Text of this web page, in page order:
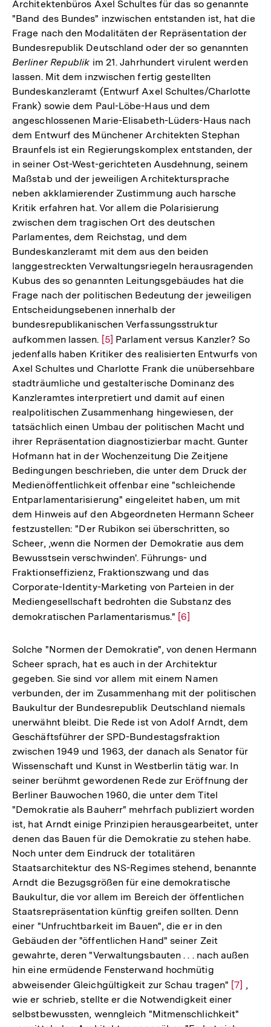
Architektenbüros Axel Schultes für das so genannte
"Band des Bundes" inzwischen entstanden ist, hat die
Frage nach den Modalitäten der Repräsentation der
Bundesrepublik Deutschland oder der so genannten
Berliner Republik im 21. Jahrhundert virulent werden
lassen. Mit dem inzwischen fertig gestellten
Bundeskanzleramt (Entwurf Axel Schultes/Charlotte
Frank) sowie dem Paul-Löbe-Haus und dem
angeschlossenen Marie-Elisabeth-Lüders-Haus nach
dem Entwurf des Münchener Architekten Stephan
Braunfels ist ein Regierungskomplex entstanden, der
in seiner Ost-West-gerichteten Ausdehnung, seinem
Maßstab und der jeweiligen Architektursprache
neben akklamierender Zustimmung auch harsche
Kritik erfahren hat. Vor allem die Polarisierung
zwischen dem tragischen Ort des deutschen
Parlamentes, dem Reichstag, und dem
Bundeskanzleramt mit dem aus den beiden
langgestreckten Verwaltungsriegeln herausragenden
Kubus des so genannten Leitungsgebäudes hat die
Frage nach der politischen Bedeutung der jeweiligen
Entscheidungsebenen innerhalb der
bundesrepublikanischen Verfassungsstruktur
aufkommen lassen. Zur
Auflösung
der
Fußnote
[5] Parlament versus Kanzler? So
jedenfalls haben Kritiker des realisierten Entwurfs von
Axel Schultes und Charlotte Frank die unübersehbare
stadträumliche und gestalterische Dominanz des
Kanzleramtes interpretiert und damit auf einen
realpolitischen Zusammenhang hingewiesen, der
tatsächlich einen Umbau der politischen Macht und
ihrer Repräsentation diagnostizierbar macht. Gunter
Hofmann hat in der Wochenzeitung Die Zeitjene
Bedingungen beschrieben, die unter dem Druck der
Medienöffentlichkeit offenbar eine "schleichende
Entparlamentarisierung" eingeleitet haben, um mit
dem Hinweis auf den Abgeordneten Hermann Scheer
festzustellen: "Der Rubikon sei überschritten, so
Scheer, ,wenn die Normen der Demokratie aus dem
Bewusstsein verschwinden'. Führungs- und
Fraktionseffizienz, Fraktionszwang und das
Corporate-Identity-Marketing von Parteien in der
Mediengesellschaft bedrohten die Substanz des
demokratischen Parlamentarismus." Zur
der
Fußnote
[6]
Solche "Normen der Demokratie", von denen Hermann
Scheer sprach, hat es auch in der Architektur
gegeben. Sie sind vor allem mit einem Namen
verbunden, der im Zusammenhang mit der politischen
Baukultur der Bundesrepublik Deutschland niemals
unerwähnt bleibt. Die Rede ist von Adolf Arndt, dem
Geschäftsführer der SPD-Bundestagsfraktion
zwischen 1949 und 1963, der danach als Senator für
Wissenschaft und Kunst in Westberlin tätig war. In
seiner berühmt gewordenen Rede zur Eröffnung der
Berliner Bauwochen 1960, die unter dem Titel
"Demokratie als Bauherr" mehrfach publiziert worden
ist, hat Arndt einige Prinzipien herausgearbeitet, unter
denen das Bauen für die Demokratie zu stehen habe.
Noch unter dem Eindruck der totalitären
Staatsarchitektur des NS-Regimes stehend, benannte
Arndt die Bezugsgrößen für eine demokratische
Baukultur, die vor allem im Bereich der öffentlichen
Staatsrepräsentation künftig greifen sollten. Denn
einer "Unfruchtbarkeit im Bauen", die er in den
Gebäuden der "öffentlichen Hand" seiner Zeit
gewahrte, deren "Verwaltungsbauten . . . nach außen
hin eine ermüdende Fensterwand hochmütig
abweisender Gleichgültigkeit zur Schau tragen" Zur
der
[7] ,
wie er schrieb, stellte er die Notwendigkeit einer
selbstbewussten, wenngleich "Mitmenschlichkeit"